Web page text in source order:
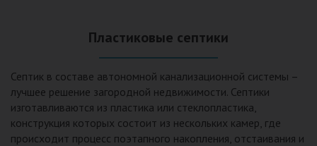
Пластиковые септики
Септик в составе автономной канализационной системы –
лучшее решение загородной недвижимости. Септики
изготавливаются из пластика или стеклопластика,
конструкция которых состоит из нескольких камер, где
происходит процесс поэтапного накопления, отстаивания и